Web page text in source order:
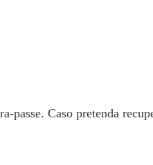
Caso pretenda